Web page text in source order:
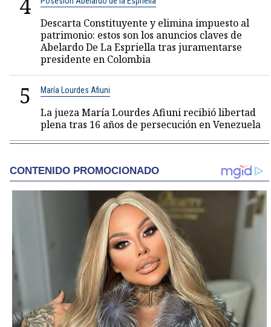
4
Descarta Constituyente y elimina impuesto al
patrimonio: estos son los anuncios claves de
Abelardo De La Espriella tras juramentarse
presidente en Colombia
5 María Lourdes Afiuni
La jueza María Lourdes Afiuni recibió libertad
plena tras 16 años de persecución en Venezuela